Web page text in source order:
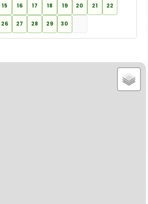
15 16 17 18 19 20 21 22
26 27 28 29 30